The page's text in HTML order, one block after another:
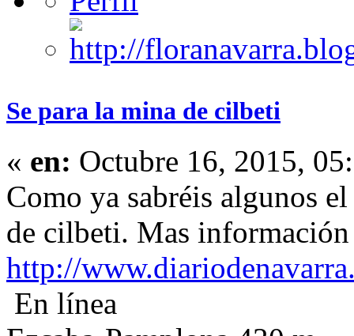
Se para la mina de cilbeti
« en: Octubre 16, 2015,
Como ya sabréis algunos
de cilbeti. Mas
http://
En línea